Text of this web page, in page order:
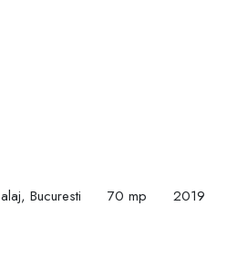
Bucuresti 70 mp 2019